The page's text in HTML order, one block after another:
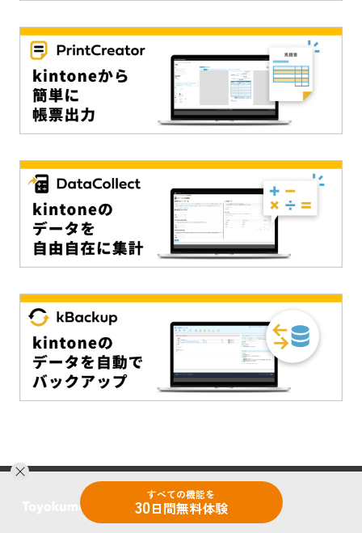
すべての機能を
30日間無料体験